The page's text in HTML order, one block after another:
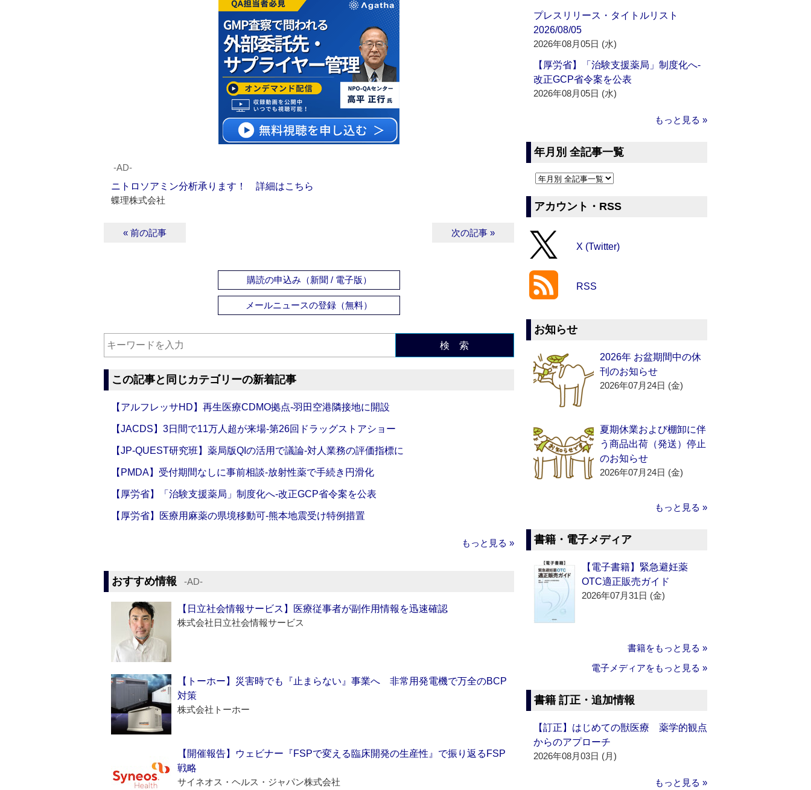
‐AD‐
ニトロソアミン分析承ります！ 詳細はこちら
蝶理株式会社
« 前の記事 次の記事 »
購読の申込み（新聞 / 電子版）
メールニュースの登録（無料）
検 索
この記事と同じカテゴリーの新着記事
【アルフレッサHD】再生医療CDMO拠点‐羽田空港隣接地に開設
【JACDS】3日間で11万人超が来場‐第26回ドラッグストアショー
【JP-QUEST研究班】薬局版QIの活用で議論‐対人業務の評価指標に
【PMDA】受付期間なしに事前相談‐放射性薬で手続き円滑化
【厚労省】「治験支援薬局」制度化へ‐改正GCP省令案を公表
【厚労省】医療用麻薬の県境移動可‐熊本地震受け特例措置
もっと見る »
おすすめ情報 ‐AD‐
【日立社会情報サービス】医療従事者が副作用情報を迅速確認
株式会社日立社会情報サービス
【トーホー】災害時でも『止まらない』事業へ 非常用発電機で万全のBCP
対策
株式会社トーホー
【開催報告】ウェビナー『FSPで変える臨床開発の生産性』で振り返るFSP
戦略
サイネオス・ヘルス・ジャパン株式会社
プレスリリース・タイトルリスト
2026/08/05
2026年08月05日 (水)
【厚労省】「治験支援薬局」制度化へ‐
改正GCP省令案を公表
2026年08月05日 (水)
もっと見る »
年月別 全記事一覧
アカウント・RSS
X (Twitter)
RSS
お知らせ
2026年 お盆期間中の休
刊のお知らせ
2026年07月24日 (金)
夏期休業および棚卸に伴
う商品出荷（発送）停止
のお知らせ
2026年07月24日 (金)
もっと見る »
書籍・電子メディア
【電子書籍】緊急避妊薬
OTC適正販売ガイド
2026年07月31日 (金)
書籍をもっと見る »
電子メディアをもっと見る »
書籍 訂正・追加情報
【訂正】はじめての獣医療 薬学的観点
からのアプローチ
2026年08月03日 (月)
もっと見る »